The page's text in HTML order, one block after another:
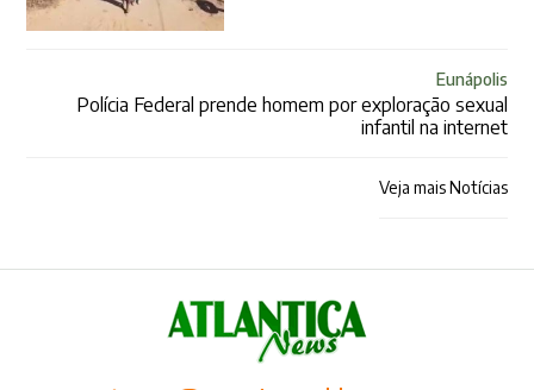
Eunápolis
Polícia Federal prende homem por exploração sexual
infantil na internet
Veja mais Notícias